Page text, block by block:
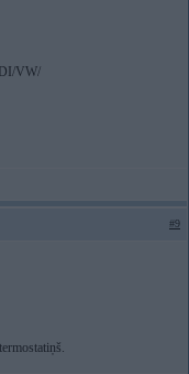
VW/
#9